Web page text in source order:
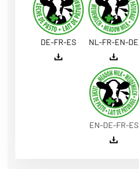
DE-FR-ES NL-FR-EN-DE
EN-DE-FR-ES